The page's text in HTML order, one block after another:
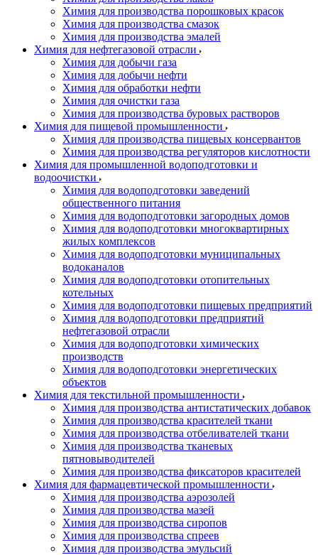
Химия для производства порошковых красок
Химия для производства смазок
Химия для производства эмалей
Химия для нефтегазовой отрасли
Химия для добычи газа
Химия для добычи нефти
Химия для обработки нефти
Химия для очистки газа
Химия для производства буровых растворов
Химия для пищевой промышленности
Химия для производства пищевых консервантов
Химия для производства регуляторов кислотности
Химия для промышленной водоподготовки и
водоочистки
Химия для водоподготовки заведений
общественного питания
Химия для водоподготовки загородных домов
Химия для водоподготовки многоквартирных
жилых комплексов
Химия для водоподготовки муниципальных
водоканалов
Химия для водоподготовки отопительных
котельных
Химия для водоподготовки пищевых предприятий
Химия для водоподготовки предприятий
нефтегазовой отрасли
Химия для водоподготовки химических
производств
Химия для водоподготовки энергетических
объектов
Химия для текстильной промышленности
Химия для производства антистатических добавок
Химия для производства красителей ткани
Химия для производства отбеливателей ткани
Химия для производства тканевых
пятновыводителей
Химия для производства фиксаторов красителей
Химия для фармацевтической промышленности
Химия для производства аэрозолей
Химия для производства мазей
Химия для производства сиропов
Химия для производства спреев
Химия для производства эмульсий